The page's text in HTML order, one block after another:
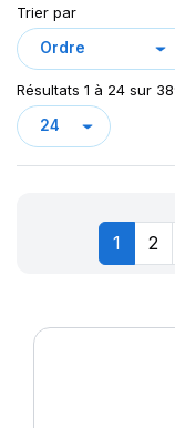
126/123
127/124
128
AT100
AT T/A KO2
CHAMPIRO VP1
CINTURATO AS+
CINTURATO SF3
COMPETUS A/T 2
Trier par
Résultats 1 à 24 sur
1 2